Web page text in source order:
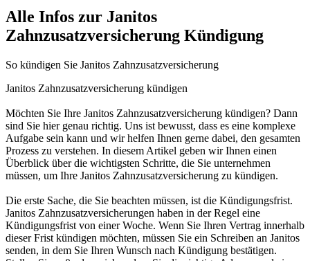
Alle Infos zur Janitos
Zahnzusatzversicherung Kündigung
So kündigen Sie Janitos Zahnzusatzversicherung
Janitos Zahnzusatzversicherung kündigen
Möchten Sie Ihre Janitos Zahnzusatzversicherung kündigen? Dann
sind Sie hier genau richtig. Uns ist bewusst, dass es eine komplexe
Aufgabe sein kann und wir helfen Ihnen gerne dabei, den gesamten
Prozess zu verstehen. In diesem Artikel geben wir Ihnen einen
Überblick über die wichtigsten Schritte, die Sie unternehmen
müssen, um Ihre Janitos Zahnzusatzversicherung zu kündigen.
Die erste Sache, die Sie beachten müssen, ist die Kündigungsfrist.
Janitos Zahnzusatzversicherungen haben in der Regel eine
Kündigungsfrist von einer Woche. Wenn Sie Ihren Vertrag innerhalb
dieser Frist kündigen möchten, müssen Sie ein Schreiben an Janitos
senden, in dem Sie Ihren Wunsch nach Kündigung bestätigen.